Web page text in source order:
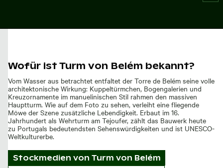
Wofür ist Turm von Belém bekannt?
Vom Wasser aus betrachtet entfaltet der Torre de Belém seine volle
architektonische Wirkung: Kuppeltürmchen, Bogengalerien und
Kreuzornamente im manuelinischen Stil rahmen den massiven
Hauptturm. Wie auf dem Foto zu sehen, verleiht eine fliegende
Möwe der Szene zusätzliche Lebendigkeit. Erbaut im 16.
Jahrhundert als Wehrturm am Tejoufer, zählt das Bauwerk heute
zu Portugals bedeutendsten Sehenswürdigkeiten und ist UNESCO-
Weltkulturerbe.
Stockmedien von Turm von Belém